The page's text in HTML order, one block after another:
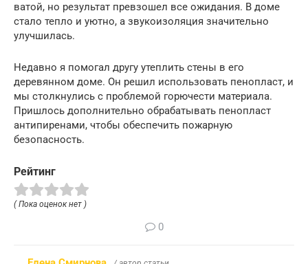
ватой, но результат превзошел все ожидания. В доме
стало тепло и уютно, а звукоизоляция значительно
улучшилась.
Недавно я помогал другу утеплить стены в его
деревянном доме. Он решил использовать пенопласт, и
мы столкнулись с проблемой горючести материала.
Пришлось дополнительно обрабатывать пенопласт
антипиренами, чтобы обеспечить пожарную
безопасность.
Рейтинг
( Пока оценок нет )
0